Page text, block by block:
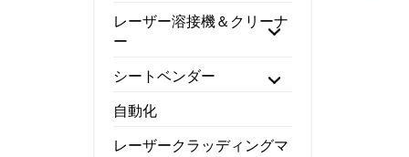
レーザー溶接機＆クリーナ
ー
シートベンダー
自動化
レーザークラッディングマ